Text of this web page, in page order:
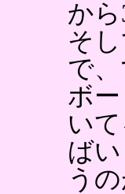
か
そ
で
ボ
い
ば
う